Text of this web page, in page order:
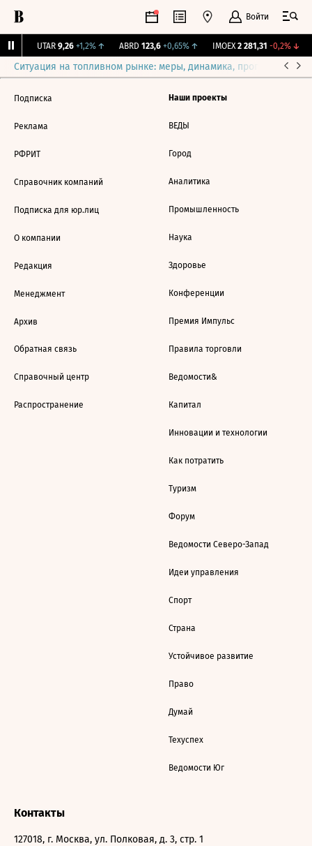
Войти
UTAR 9,26 +1,2%↑ ABRD 123,6 +0,65%↑ IMOEX 2 281,31 -0,2%↓
Ситуация на топливном рынке: меры, динамика, прогнозы
Подписка
Реклама
РФРИТ
Справочник компаний
Подписка для юр.лиц
О компании
Редакция
Менеджмент
Архив
Обратная связь
Справочный центр
Распространение
Наши проекты
ВЕДЫ
Город
Аналитика
Промышленность
Наука
Здоровье
Конференции
Премия Импульс
Правила торговли
Ведомости&
Капитал
Инновации и технологии
Как потратить
Туризм
Форум
Ведомости Северо-Запад
Идеи управления
Спорт
Страна
Устойчивое развитие
Право
Думай
Техуспех
Ведомости Юг
Контакты
127018, г. Москва, ул. Полковая, д. 3, стр. 1